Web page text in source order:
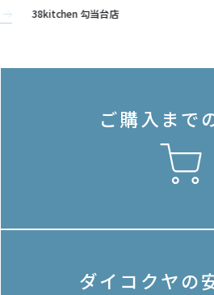
38kitchen 勾当台店
ご購入まで
ダイコクヤの